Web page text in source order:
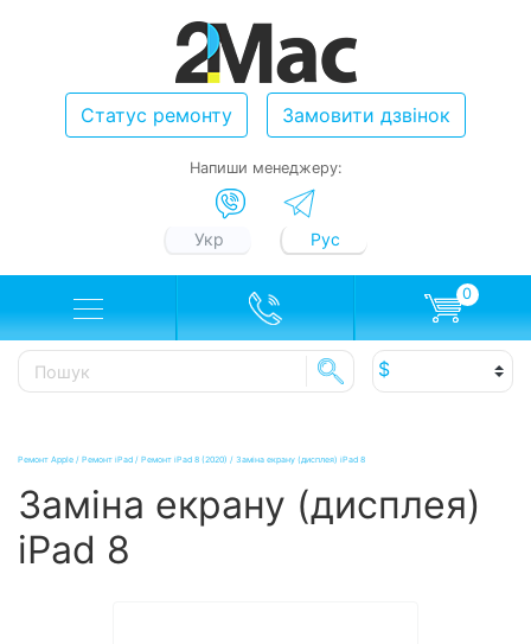
Статус ремонту Замовити дзвінок
Напиши менеджеру:
Укр Рус
0
Ремонт Apple / Ремонт iPad / Ремонт iPad 8 (2020) / Заміна екрану (дисплея) iPad 8
Заміна екрану (дисплея)
iPad 8